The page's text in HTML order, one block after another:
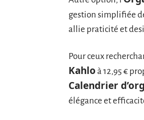
gestion simplifiée
allie praticité et
Pour ceux
Kahlo à 12,95 €
Calendrier
élégance et